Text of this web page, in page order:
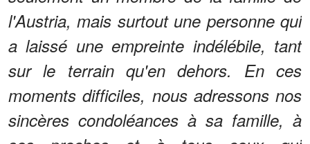
l'Austria, mais surtout une personne qui
a laissé une empreinte indélébile, tant
sur le terrain qu'en dehors. En ces
moments difficiles, nous adressons nos
sincères condoléances à sa famille, à